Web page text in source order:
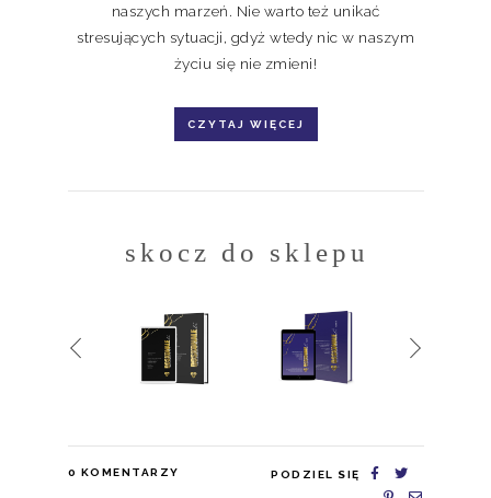
naszych marzeń. Nie warto też unikać
stresujących sytuacji, gdyż wtedy nic w naszym
życiu się nie zmieni!
CZYTAJ WIĘCEJ
skocz do sklepu
0 KOMENTARZY PODZIEL SIĘ